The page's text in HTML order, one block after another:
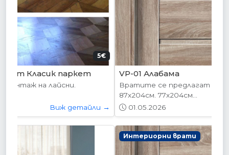
178.95€
VP-01 Алабама
Вратите се предлагат в следните размери:
01.05.2026
Виж детайли →